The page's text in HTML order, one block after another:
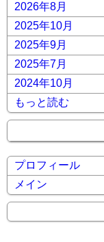
2026年8月
2025年10月
2025年9月
2025年7月
2024年10月
もっと読む
プロフィール
メイン